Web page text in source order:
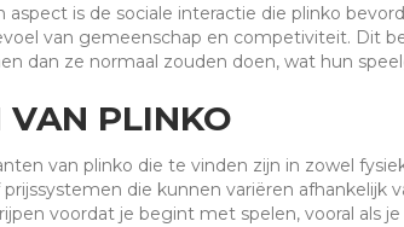
aspect is de sociale interactie die plinko
van gemeenschap en competiviteit. Dit
dan ze normaal zouden doen, wat hun
VAN PLINKO
van plinko die te vinden zijn in zowel
die kunnen variëren afhankelijk
voordat je begint met spelen, vooral als